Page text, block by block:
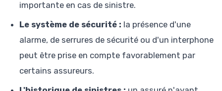
importante en cas de sinistre.
Le système de sécurité : la présence d'une
alarme, de serrures de sécurité ou d'un interphone
peut être prise en compte favorablement par
certains assureurs.